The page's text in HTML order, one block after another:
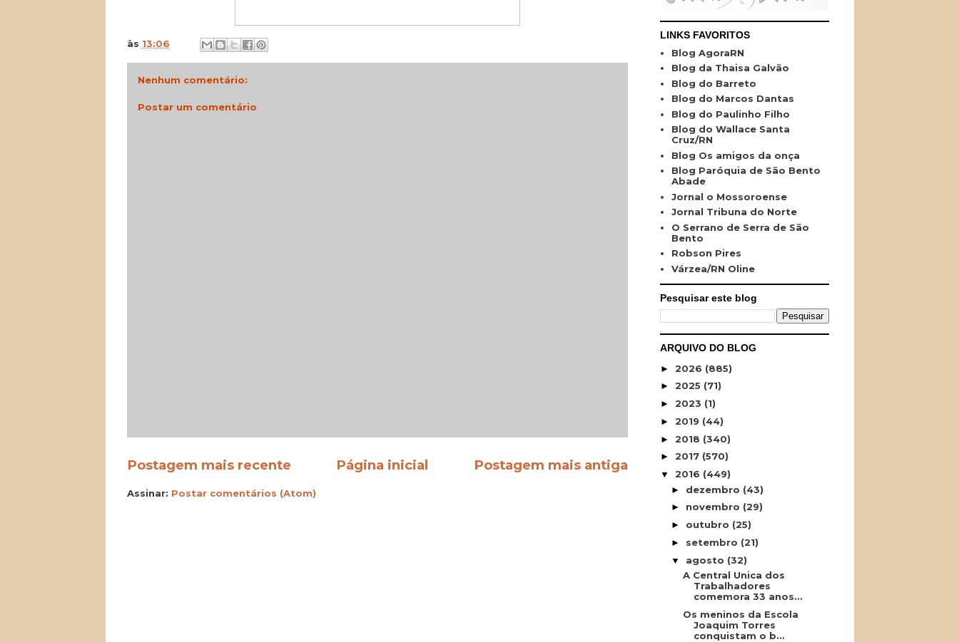
às 13:06
Nenhum comentário:
Postar um comentário
Postagem mais recente Postagem mais antiga
Página inicial
Assinar: Postar comentários (Atom)
LINKS FAVORITOS
Blog AgoraRN
Blog da Thaisa Galvão
Blog do Barreto
Blog do Marcos Dantas
Blog do Paulinho Filho
Blog do Wallace Santa
Cruz/RN
Blog Os amigos da onça
Blog Paróquia de São Bento
Abade
Jornal o Mossoroense
Jornal Tribuna do Norte
O Serrano de Serra de São
Bento
Robson Pires
Várzea/RN Oline
Pesquisar este blog
ARQUIVO DO BLOG
► 2026 (885)
► 2025 (71)
► 2023 (1)
► 2019 (44)
► 2018 (340)
► 2017 (570)
▼ 2016 (449)
► dezembro (43)
► novembro (29)
► outubro (25)
► setembro (21)
▼ agosto (32)
A Central Unica dos
Trabalhadores
comemora 33 anos...
Os meninos da Escola
Joaquim Torres
conquistam o b...